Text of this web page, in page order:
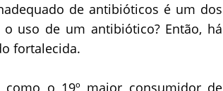
de antibióticos é um dos
uso de um antibiótico? Então, há
fortalecida.
o 19º maior consumidor de